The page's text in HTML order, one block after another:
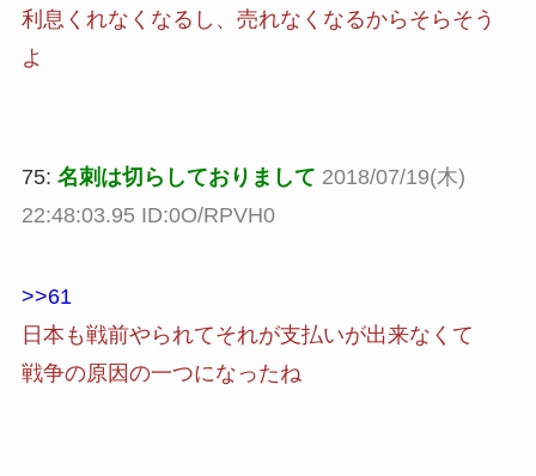
利息くれなくなるし、売れなくなるからそらそう
よ
75: 名刺は切らしておりまして 2018/07/19(木)
22:48:03.95 ID:0O/RPVH0
>>61
日本も戦前やられてそれが支払いが出来なくて
戦争の原因の一つになったね